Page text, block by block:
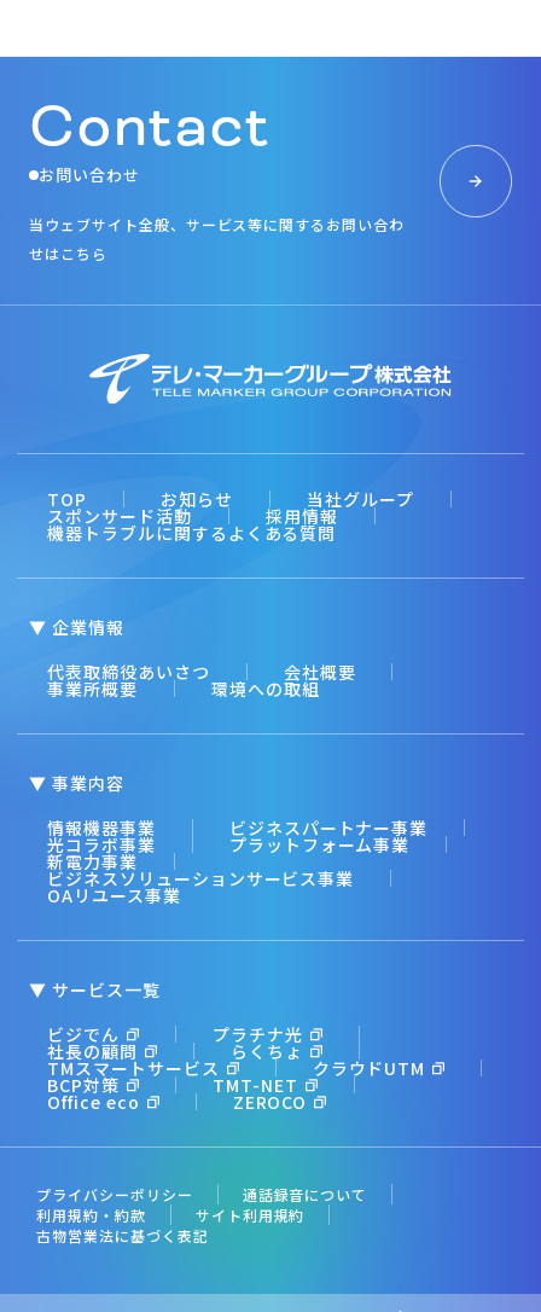
Contact
お問い合わせ
当ウェブサイト全般、サービス等に関するお問い合わ
せはこちら
TOP お知らせ 当社グループ
スポンサード活動 採用情報
機器トラブルに関するよくある質問
▼ 企業情報
代表取締役あいさつ
会社概要
事業所概要 環境への取組
▼ 事業内容
情報機器事業
ビジネスパートナー事業
光コラボ事業 プラットフォーム事業
新電力事業
ビジネスソリューションサービス事業
OAリユース事業
▼ サービス一覧
ビジでん
プラチナ光
社長の顧問 らくちょ
TMスマートサービス クラウドUTM
BCP対策 TMT-NET
Office eco ZEROCO
プライバシーポリシー
通話録音について
利用規約・約款
サイト利用規約
古物営業法に基づく表記